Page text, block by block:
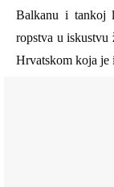
Balkanu i tankoj
ropstva u iskustvu
Hrvatskom koja je